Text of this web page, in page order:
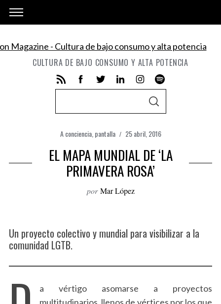
CULTURA DE BAJO CONSUMO Y ALTA POTENCIA
c
h
S
C
H
A conciencia, pantalla 25 abril, 2016
EL MAPA MUNDIAL DE ‘LA
PRIMAVERA ROSA’
por Mar López
Un proyecto colectivo y mundial para visibilizar a la
comunidad LGTB.
a vértigo asomarse a proyectos